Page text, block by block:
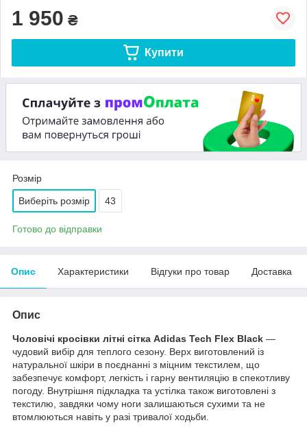
1 950 ₴
Купити
Розмір
Виберіть розмір 43
Готово до відправки
Опис Характеристики Відгуки про товар Доставка
Опис
Чоловічі кросівки літні сітка Adidas Tech Flex Black —
чудовий вибір для теплого сезону. Верх виготовлений із
натуральної шкіри в поєднанні з міцним текстилем, що
забезпечує комфорт, легкість і гарну вентиляцію в спекотливу
погоду. Внутрішня підкладка та устілка також виготовлені з
текстилю, завдяки чому ноги залишаються сухими та не
втомлюються навіть у разі тривалої ходьби.